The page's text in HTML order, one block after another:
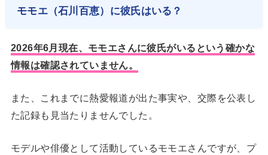
モモエ（石川百恵）に彼氏はいる？
2026年6月現在、モモエさんに彼氏がいるという確かな
情報は確認されていません。
また、これまでに熱愛報道が出た事実や、交際を公表し
た記録も見当たりませんでした。
モデルや俳優として活動しているモモエさんですが、プ